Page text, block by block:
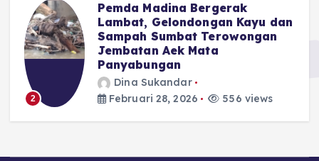
2
Pemda Madina Bergerak
Lambat, Gelondongan Kayu dan
Sampah Sumbat Terowongan
Jembatan Aek Mata
Panyabungan
Dina Sukandar
Februari 28, 2026
556 views